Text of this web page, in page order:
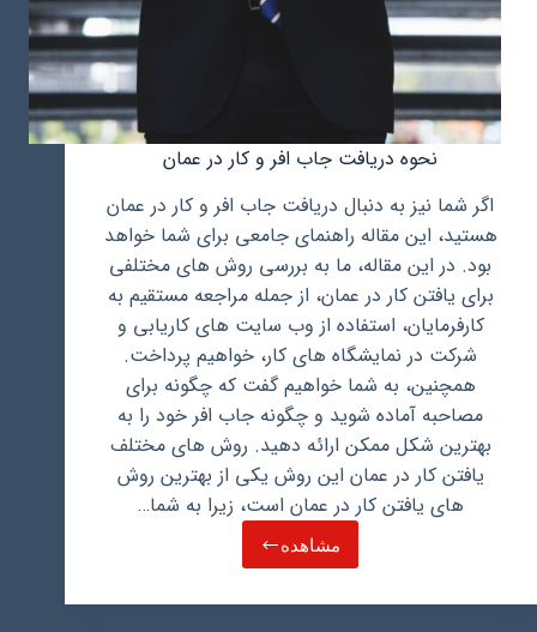
نحوه دریافت جاب افر و کار در عمان
اگر شما نیز به دنبال دریافت جاب افر و کار در عمان
هستید، این مقاله راهنمای جامعی برای شما خواهد
بود. در این مقاله، ما به بررسی روش های مختلفی
برای یافتن کار در عمان، از جمله مراجعه مستقیم به
کارفرمایان، استفاده از وب سایت های کاریابی و
شرکت در نمایشگاه های کار، خواهیم پرداخت.
همچنین، به شما خواهیم گفت که چگونه برای
مصاحبه آماده شوید و چگونه جاب افر خود را به
بهترین شکل ممکن ارائه دهید. روش های مختلف
یافتن کار در عمان این روش یکی از بهترین روش
های یافتن کار در عمان است، زیرا به شما…
مشاهده
نحوه
جاب